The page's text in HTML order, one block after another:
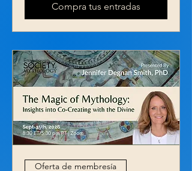
Compra tus entradas
Oferta de membresía